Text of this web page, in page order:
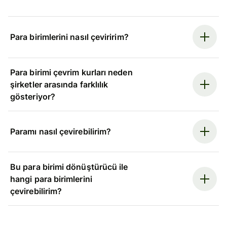
Para birimlerini nasıl çeviririm?
Para birimi çevrim kurları neden
şirketler arasında farklılık
gösteriyor?
Paramı nasıl çevirebilirim?
Bu para birimi dönüştürücü ile
hangi para birimlerini
çevirebilirim?